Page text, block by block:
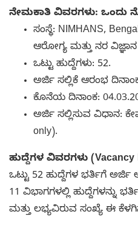
ನೇಮಕಾತಿ ವಿವರಗಳು: ಒಂದು
ಸಂಸ್ಥೆ: NIMHANS,
ಆರೋಗ್ಯ ಮತ್ತು ನರ ವಿಜ್ಞಾನ
ಒಟ್ಟು ಹುದ್ದೆಗಳು: 52.
ಅರ್ಜಿ ಸಲ್ಲಿಕೆ ಆರಂಭ
ಕೊನೆಯ ದಿನಾಂಕ:
ಅರ್ಜಿ ಸಲ್ಲಿಸುವ ವಿಧಾನ:
only).
ಹುದ್ದೆಗಳ ವಿವರಗಳು (Vacancy
ಒಟ್ಟು 52 ಹುದ್ದೆಗಳ ಭರ್ತಿಗೆ ಅರ್ಜಿ
11 ವಿಭಾಗಗಳಲ್ಲಿ ಹುದ್ದೆಗಳನ್ನು
ಮತ್ತು ಲಭ್ಯವಿರುವ ಸಂಖ್ಯೆ ಈ